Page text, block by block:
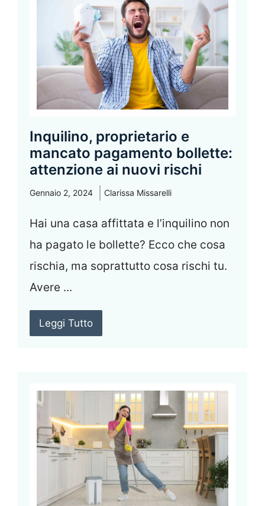
Inquilino, proprietario e
mancato pagamento bollette:
attenzione ai nuovi rischi
Gennaio 2, 2024 Clarissa Missarelli
Hai una casa affittata e l’inquilino non
ha pagato le bollette? Ecco che cosa
rischia, ma soprattutto cosa rischi tu.
Avere ...
Leggi Tutto